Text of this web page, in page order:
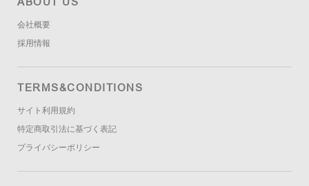
会社概要
採用情報
TERMS&CONDITIONS
サイト利用規約
特定商取引法に基づく表記
プライバシーポリシー